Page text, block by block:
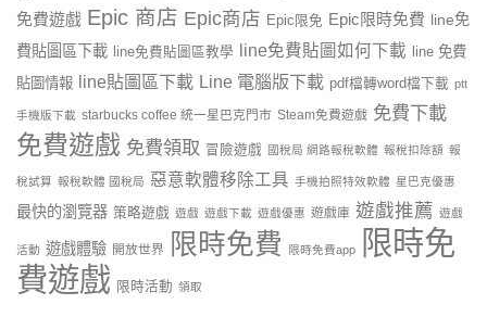
免費遊戲 Epic 商店 Epic商店 Epic限免 Epic限時免費 line免
費貼圖區下載
line免費貼圖區教學 line免費貼圖如何下載
line 免費
貼圖情報
line貼圖區下載 Line 電腦版下載 pdf檔轉word檔下載 ptt
手機版下載 starbucks coffee 統一星巴克門市 Steam免費遊戲 免費下載
免費遊戲 免費領取 冒險遊戲 國稅局 網路報稅軟體 報稅扣除額 報
稅試算 報稅軟體 國稅局 惡意軟體移除工具 手機拍照特效軟體 星巴克優惠
最快的瀏覽器 策略遊戲 遊戲 遊戲下載 遊戲優惠 遊戲庫 遊戲推薦 遊戲
活動 遊戲體驗 開放世界 限時免費 限時免費app
限時免
費遊戲 限時活動 領取